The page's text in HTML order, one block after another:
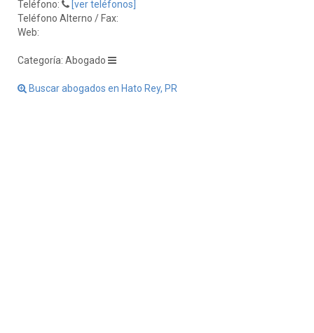
Teléfono:
[ver teléfonos]
Teléfono Alterno / Fax:
Web:
Categoría: Abogado
Buscar abogados en Hato Rey, PR